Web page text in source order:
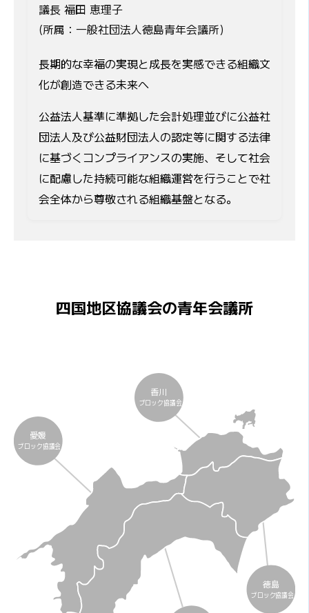
議長 福田 恵理子
(所属：一般社団法人徳島青年会議所)
長期的な幸福の実現と成長を実感できる組織文
化が創造できる未来へ
公益法人基準に準拠した会計処理並びに公益社
団法人及び公益財団法人の認定等に関する法律
に基づくコンプライアンスの実施、そして社会
に配慮した持続可能な組織運営を行うことで社
会全体から尊敬される組織基盤となる。
四国地区協議会の青年会議所
香川
ブロック協議会
愛媛
ブロック協議会
徳島
ブロック協議会